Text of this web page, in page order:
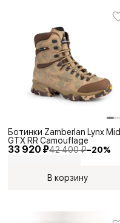
33 920 ₽42 400 ₽−20%
Ботинки Zamberlan Lynx Mid
GTX RR Camouflage
В корзину